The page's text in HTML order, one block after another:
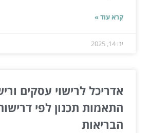
קרא עוד »
ינו 14, 2025
אדריכל לרישוי עסקים
התאמות תכנון לפי
הבריאות